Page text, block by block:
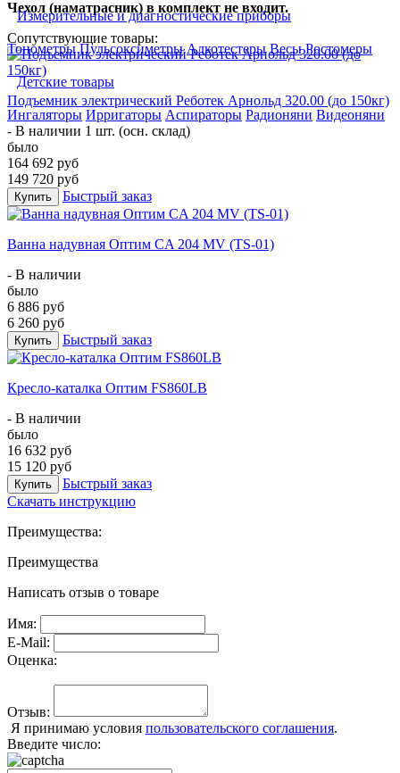
Измерительные и диагностические приборы
Тонометры Пульсоксиметры Алкотестеры Весы Ростомеры
Детские товары
Ингаляторы Ирригаторы Аспираторы Радионяни Видеоняни
Чехол (наматрасник) в комплект не входит.
Сопутствующие товары:
Подъемник электрический Реботек Арнольд 320.00 (до 150кг)
- В наличии 1 шт. (осн. склад)
было
164 692 руб
149 720 руб
Купить Быстрый заказ
Ванна надувная Оптим CA 204 MV (TS-01)
- В наличии
было
6 886 руб
6 260 руб
Купить Быстрый заказ
Кресло-каталка Оптим FS860LB
- В наличии
было
16 632 руб
15 120 руб
Купить
Быстрый заказ
Скачать инструкцию
Преимущества:
Преимущества
Написать отзыв о товаре
Имя:
E-Mail:
Оценка:
Отзыв:
Я принимаю условия пользовательского соглашения.
Введите число: